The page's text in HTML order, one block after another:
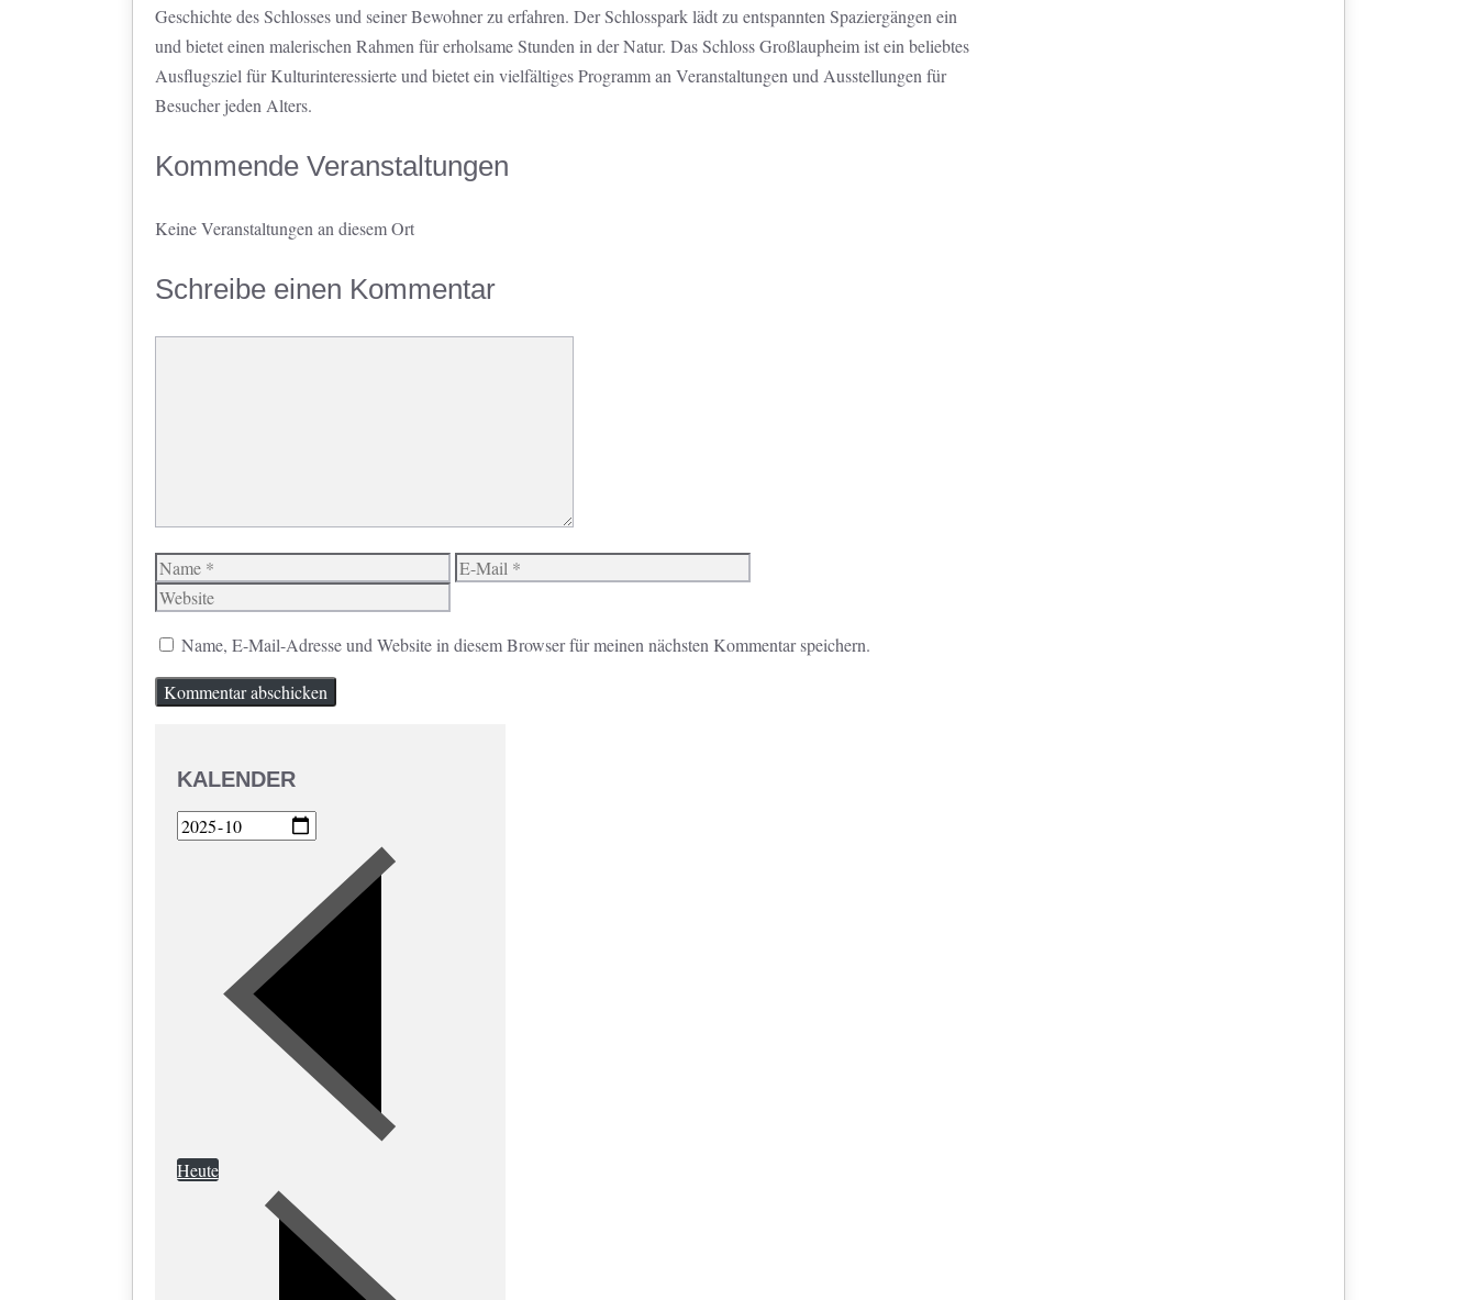
Geschichte des Schlosses und seiner Bewohner zu erfahren. Der Schlosspark lädt zu entspannten Spaziergängen ein
und bietet einen malerischen Rahmen für erholsame Stunden in der Natur. Das Schloss Großlaupheim ist ein beliebtes
Ausflugsziel für Kulturinteressierte und bietet ein vielfältiges Programm an Veranstaltungen und Ausstellungen für
Besucher jeden Alters.
Kommende Veranstaltungen
Keine Veranstaltungen an diesem Ort
Schreibe einen Kommentar
Name
E-
Name, E-Mail-Adresse und Website in diesem Browser für meinen nächsten Kommentar speichern.
KALENDER
Heute